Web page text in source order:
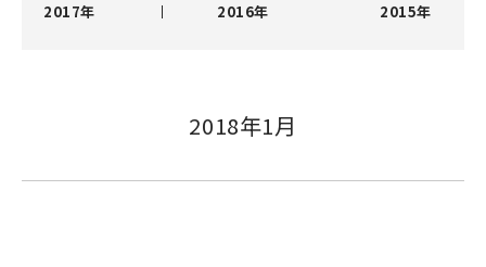
2017年
2016年 2015年
2018年1月